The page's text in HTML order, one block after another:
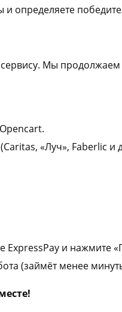
определяете
Мы продолжаем
«Луч», Faberlic и
ExpressPay и нажмите
(займёт менее